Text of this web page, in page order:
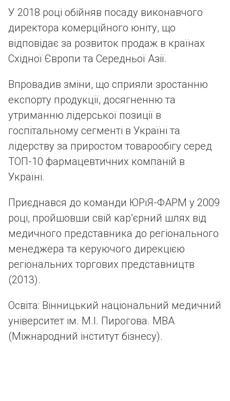
У 2018 році обійняв посаду виконавчого
директора комерційного юніту, що
відповідає за розвиток продаж в країнах
Східної Європи та Середньої Азії.
Впровадив зміни, що сприяли зростанню
експорту продукції, досягненню та
утриманню лідерської позиції в
госпітальному сегменті в Україні та
лідерству за приростом товарообігу серед
ТОП-10 фармацевтичних компаній в
Україні.
Приєднався до команди ЮРіЯ-ФАРМ у 2009
році, пройшовши свій кар’єрний шлях від
медичного представника до регіонального
менеджера та керуючого дирекцією
регіональних торгових представництв
(2013).
Освіта: Вінницький національний медичний
університет ім. М.І. Пирогова. MBA
(Міжнародний інститут бізнесу).